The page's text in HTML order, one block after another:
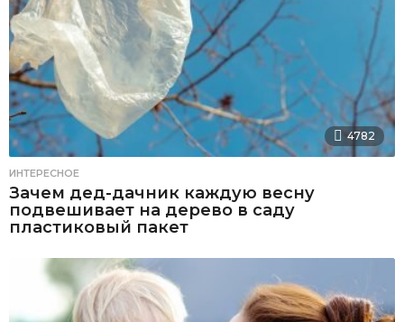
4782
ИНТЕРЕСНОЕ
Зачем дед-дачник каждую весну
подвешивает на дерево в саду
пластиковый пакет